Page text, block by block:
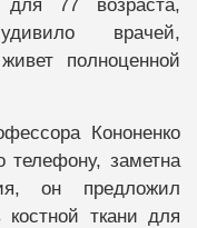
для 77 возраста,
врачей,
полноценной
Кононенко
заметна
он предложил
ткани для